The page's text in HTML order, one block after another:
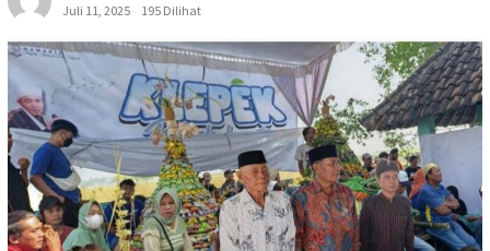
Juli 11, 2025
195 Dilihat